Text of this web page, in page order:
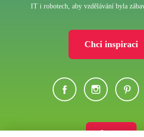
IT i robotech, aby vzdělávání byla
Chci inspiraci